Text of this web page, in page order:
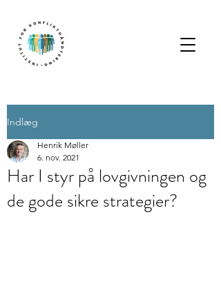
Indlæg
Har I styr på lovgivningen og
de gode sikre strategier?
Henrik Møller
6. nov. 2021